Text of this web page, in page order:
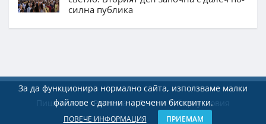
силна публика
За да функционира нормално сайта, използваме малки
файлове с данни наречени бисквитки.
ПОВЕЧЕ ИНФОРМАЦИЯ ПРИЕМАМ
Пишете ни Реклама Екип Общи условия